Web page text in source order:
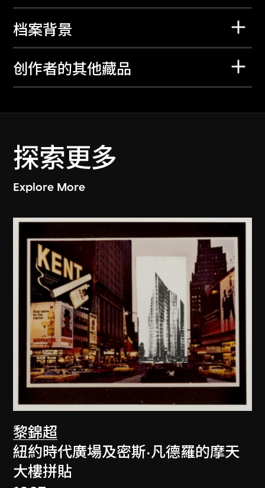
档案背景
创作者的其他藏品
探索更多
Explore More
黎錦超
紐約時代廣場及密斯·凡德羅的摩天
大樓拼貼